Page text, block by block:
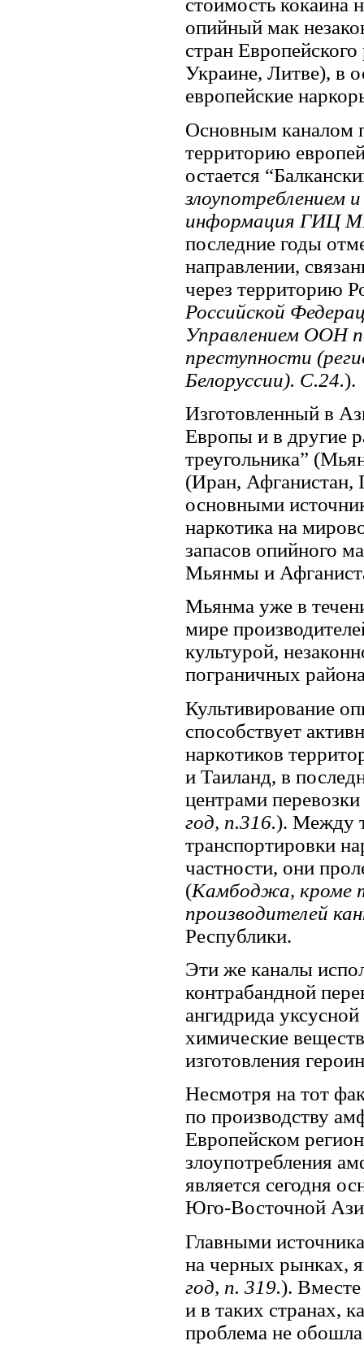
стоимость кокаина
опийный мак
стран
Украине, Литве), в
европейские
Основным каналом
территорию
остается
злоупотреблением
информация ГИЦ
последние годы
направлении,
через территорию
Российской
Управлением ООН
преступности
Белоруссии). С.24.).
Изготовленный в
Европы и в другие
треугольника”
(Иран, Афганистан,
основными
наркотика на
запасов опийного
Мьянмы и
Мьянма уже в
мире
культурой,
пограничных
Культивирование
способствует
наркотиков
и Таиланд, в
центрами
год, п.316.). Между
транспортировки
частности, они
(Камбоджа, кроме
производителей
Республики.
Эти же каналы
контрабандной
ангидрида
химические
изготовления
Несмотря на тот
по производству
Европейском
злоупотребления
является сегодня
Юго-Восточной
Главными
на черных рынках,
год, п. 319.). Вместе
и в таких странах,
проблема не